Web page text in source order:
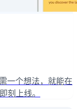
一个想法，就能在
刻上线。